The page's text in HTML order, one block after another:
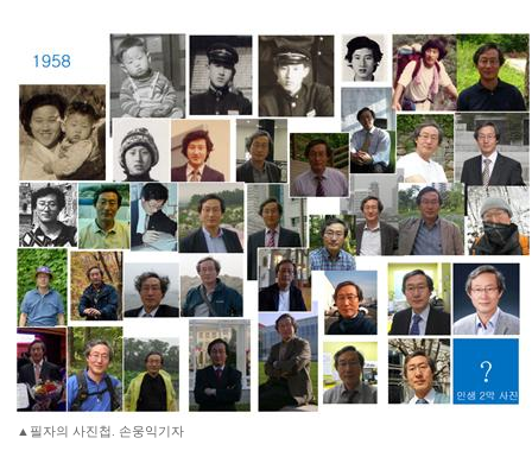
▲필자의 사진첩. 손웅익기자